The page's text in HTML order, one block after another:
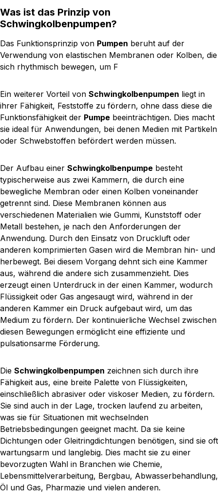
Grundig SIS 8250 Morphy Richards Jet Stream 42272
Singer SG300SR weiterführende technische Details
(siehe Abbildung):1. Wasserausgang: Gehäuse aus
Messing bis Ø 7 mm2. Messinghülse TN-UNI
EN12165-CW614N3. Edelstahlkolben4.
Wassereingang: Anschluss aus Edelstahl bis Ø 6,2
Antihaftbuchse (PTFE mit FKM-Dichtungen)7.
Edelstahl-Federn8. Lippendichtung (NBR oder FKM)
39. Abdichtung von O-Ringen (NBR oder FKM)10.
kleiner Kopf abdichten (Silikon oder FKM)11.
Wärmeklasse der Spule: Class H
Was ist das Prinzip von
Schwingkolbenpumpen?
Das Funktionsprinzip von Pumpen beruht auf der
Verwendung von elastischen Membranen oder Kolben, die
sich rhythmisch bewegen, um F
Ein weiterer Vorteil von Schwingkolbenpumpen liegt in
ihrer Fähigkeit, Feststoffe zu fördern, ohne dass diese die
Funktionsfähigkeit der Pumpe beeinträchtigen. Dies macht
sie ideal für Anwendungen, bei denen Medien mit Partikeln
oder Schwebstoffen befördert werden müssen.
Der Aufbau einer Schwingkolbenpumpe besteht
typischerweise aus zwei Kammern, die durch eine
bewegliche Membran oder einen Kolben voneinander
getrennt sind. Diese Membranen können aus
verschiedenen Materialien wie Gummi, Kunststoff oder
Metall bestehen, je nach den Anforderungen der
Anwendung. Durch den Einsatz von Druckluft oder
anderen komprimierten Gasen wird die Membran hin- und
herbewegt. Bei diesem Vorgang dehnt sich eine Kammer
aus, während die andere sich zusammenzieht. Dies
erzeugt einen Unterdruck in der einen Kammer, wodurch
Flüssigkeit oder Gas angesaugt wird, während in der
anderen Kammer ein Druck aufgebaut wird, um das
Medium zu fördern. Der kontinuierliche Wechsel zwischen
diesen Bewegungen ermöglicht eine effiziente und
pulsationsarme Förderung.
Die Schwingkolbenpumpen zeichnen sich durch ihre
Fähigkeit aus, eine breite Palette von Flüssigkeiten,
einschließlich abrasiver oder viskoser Medien, zu fördern.
Sie sind auch in der Lage, trocken laufend zu arbeiten,
was sie für Situationen mit wechselnden
Betriebsbedingungen geeignet macht. Da sie keine
Dichtungen oder Gleitringdichtungen benötigen, sind sie oft
wartungsarm und langlebig. Dies macht sie zu einer
bevorzugten Wahl in Branchen wie Chemie,
Lebensmittelverarbeitung, Bergbau, Abwasserbehandlung,
Öl und Gas, Pharmazie und vielen anderen.